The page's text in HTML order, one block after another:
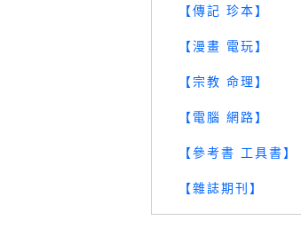
【傳記 珍本】
【漫畫 電玩】
【宗教 命理】
【電腦 網路】
【參考書 工具書】
【雜誌期刊】